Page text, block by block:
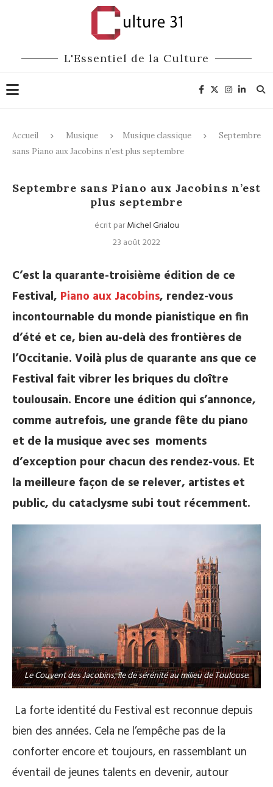
L'Essentiel de la Culture
Accueil Musique Musique classique
Septembre
sans Piano aux Jacobins n’est plus septembre
Septembre sans Piano aux Jacobins n’est
plus septembre
écrit parMichel Grialou
23 août 2022
C’est la quarante-troisième édition de ce
Festival, Piano aux Jacobins, rendez-vous
incontournable du monde pianistique en fin
d’été et ce, bien au-delà des frontières de
l’Occitanie. Voilà plus de quarante ans que ce
Festival fait vibrer les briques du cloître
toulousain. Encore une édition qui s’annonce,
comme autrefois, une grande fête du piano
et de la musique avec ses moments
d’exception pour chacun des rendez-vous. Et
la meilleure façon de se relever, artistes et
public, du cataclysme subi tout récemment.
Le Couvent des Jacobins, île de sérénité au milieu de Toulouse.
La forte identité du Festival est reconnue depuis
bien des années. Cela ne l’empêche pas de la
conforter encore et toujours, en rassemblant un
éventail de jeunes talents en devenir, autour